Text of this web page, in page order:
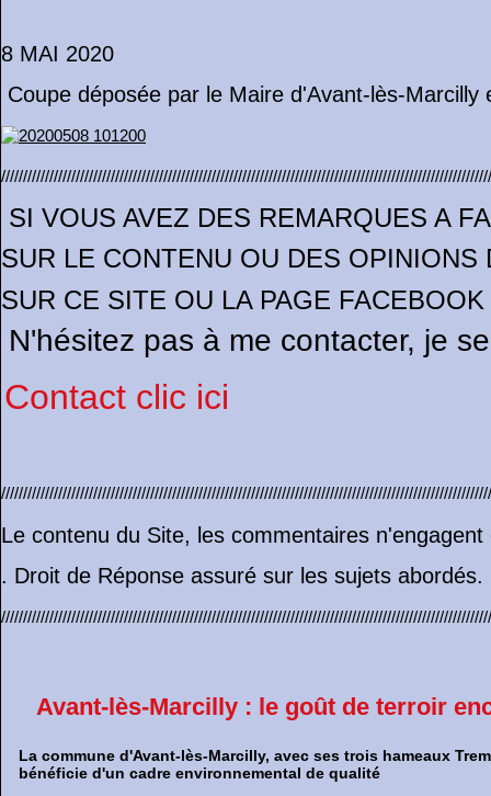
8 MAI 2020
Coupe déposée par le Maire d'Avant-lès-
SI VOUS AVEZ DES REMARQUES A
SUR LE CONTENU OU DES OPINIONS
SUR CE SITE OU LA PAGE FACEBOOK
N'hésitez pas à me contacter, je
Contact clic ici
Le contenu du Site, les commentaires
. Droit de Réponse assuré sur les sujets abordés.
Avant-lès-Marcilly : le goût de terroir
La commune d'Avant-lès-Marcilly, avec ses trois hameaux
bénéficie d'un cadre environnemental de qualité